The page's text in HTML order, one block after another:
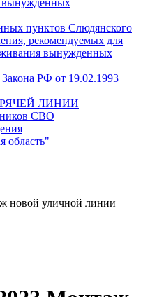
пунктов Слюдянского
рекомендуемых для
вынужденных
РФ от 19.02.1993
ЛИНИИ
СВО
область"
новой уличной линии